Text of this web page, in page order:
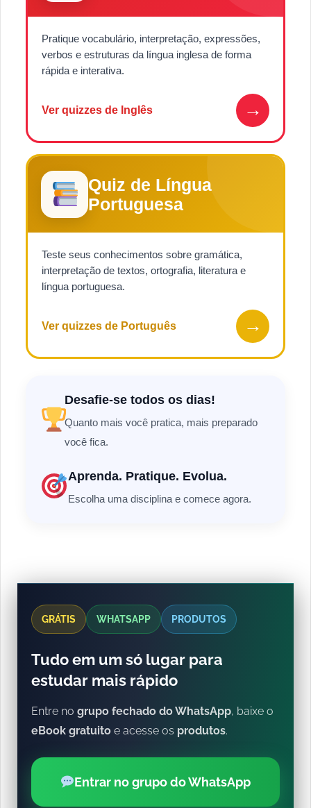
Pratique vocabulário, interpretação, expressões,
verbos e estruturas da língua inglesa de forma
rápida e interativa.
Ver quizzes de Inglês →
Quiz de Língua
Portuguesa
Teste seus conhecimentos sobre gramática,
interpretação de textos, ortografia, literatura e
língua portuguesa.
Ver quizzes de Português →
Desafie-se todos os dias!
Quanto mais você pratica, mais preparado
você fica.
Aprenda. Pratique. Evolua.
Escolha uma disciplina e comece agora.
GRÁTIS WHATSAPP PRODUTOS
Tudo em um só lugar para
estudar mais rápido
Entre no grupo fechado do WhatsApp, baixe o
eBook gratuito e acesse os produtos.
Entrar no grupo do WhatsApp